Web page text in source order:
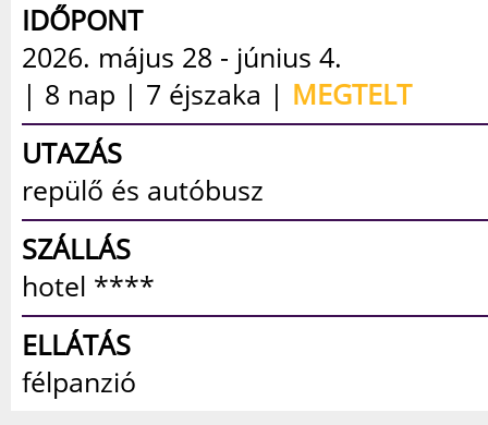
IDŐPONT
2026. május 28 - június 4.
| 8 nap | 7 éjszaka | MEGTELT
UTAZÁS
repülő és autóbusz
SZÁLLÁS
hotel ****
ELLÁTÁS
félpanzió